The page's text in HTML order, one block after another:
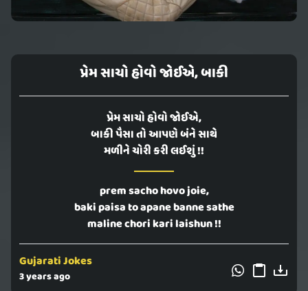
પ્રેમ સાચો હોવો જોઈએ, બાકી
પ્રેમ સાચો હોવો જોઈએ,
બાકી પૈસા તો આપણે બંને સાથે
મળીને ચોરી કરી લઈશું !!
prem sacho hovo joie,
baki paisa to apane banne sathe
maline chori kari laishun !!
Gujarati Jokes
3 years ago